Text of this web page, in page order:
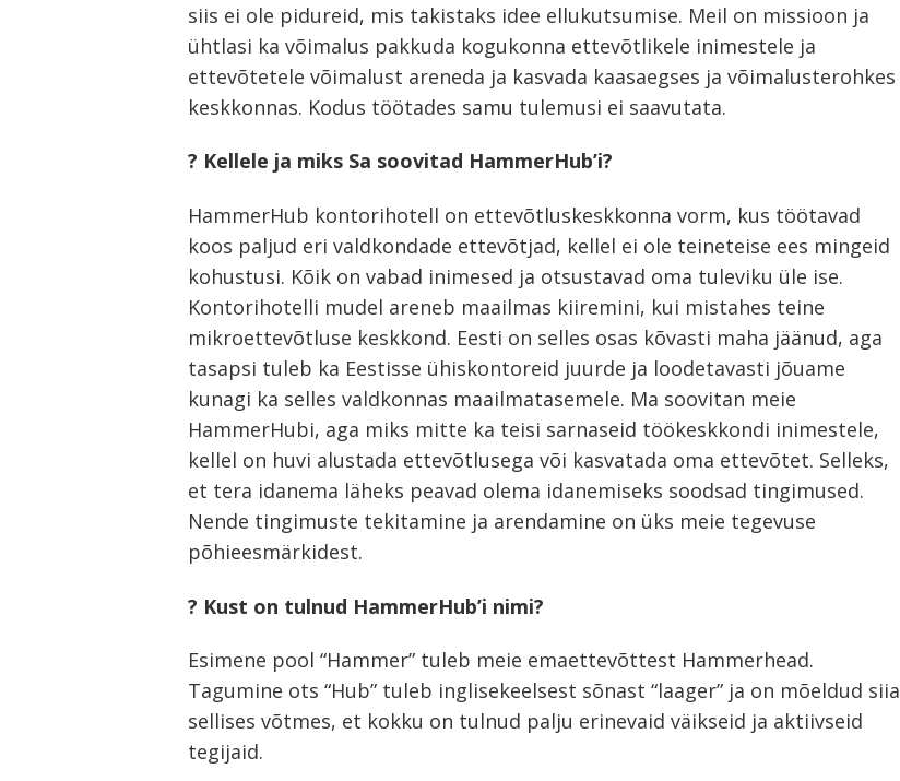
siis ei ole pidureid, mis takistaks idee ellukutsumise. Meil on missioon ja
ühtlasi ka võimalus pakkuda kogukonna ettevõtlikele inimestele ja
ettevõtetele võimalust areneda ja kasvada kaasaegses ja võimalusterohkes
keskkonnas. Kodus töötades samu tulemusi ei saavutata.
? Kellele ja miks Sa soovitad HammerHub’i?
HammerHub kontorihotell on ettevõtluskeskkonna vorm, kus töötavad
koos paljud eri valdkondade ettevõtjad, kellel ei ole teineteise ees mingeid
kohustusi. Kõik on vabad inimesed ja otsustavad oma tuleviku üle ise.
Kontorihotelli mudel areneb maailmas kiiremini, kui mistahes teine
mikroettevõtluse keskkond. Eesti on selles osas kõvasti maha jäänud, aga
tasapsi tuleb ka Eestisse ühiskontoreid juurde ja loodetavasti jõuame
kunagi ka selles valdkonnas maailmatasemele. Ma soovitan meie
HammerHubi, aga miks mitte ka teisi sarnaseid töökeskkondi inimestele,
kellel on huvi alustada ettevõtlusega või kasvatada oma ettevõtet. Selleks,
et tera idanema läheks peavad olema idanemiseks soodsad tingimused.
Nende tingimuste tekitamine ja arendamine on üks meie tegevuse
põhieesmärkidest.
? Kust on tulnud HammerHub’i nimi?
Esimene pool “Hammer” tuleb meie emaettevõttest Hammerhead.
Tagumine ots “Hub” tuleb inglisekeelsest sõnast “laager” ja on mõeldud siia
sellises võtmes, et kokku on tulnud palju erinevaid väikseid ja aktiivseid
tegijaid.